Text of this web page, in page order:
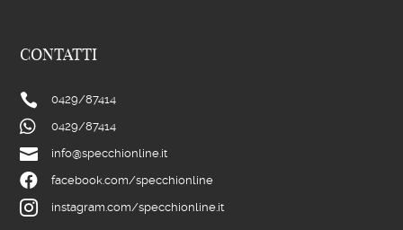
CONTATTI
 0429/87414
 0429/87414
 info@specchionline.it
 facebook.com/specchionline
 instagram.com/specchionline.it